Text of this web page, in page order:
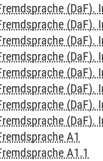
(DaF).
(DaF).
(DaF).
(DaF).
(DaF).
(DaF).
A1
A1.1